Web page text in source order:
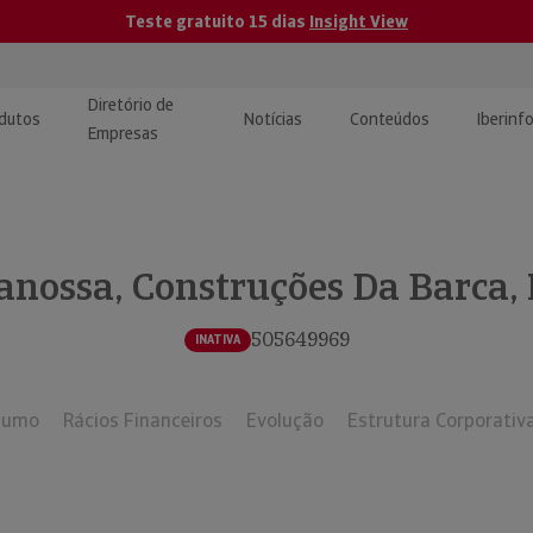
Teste gratuito 15 dias Insight View
e Monitorização de
Diretório de
Empresas
Notícias Conteúdos
| Estudos e
Construções Da Barca,
INATIVA 505649969
Rácios Financeiros Evolução Estrutura Corporativa